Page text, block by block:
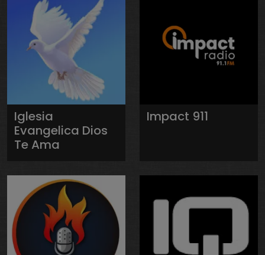
Iglesia
Evangelica Dios
Te Ama
Impact 911